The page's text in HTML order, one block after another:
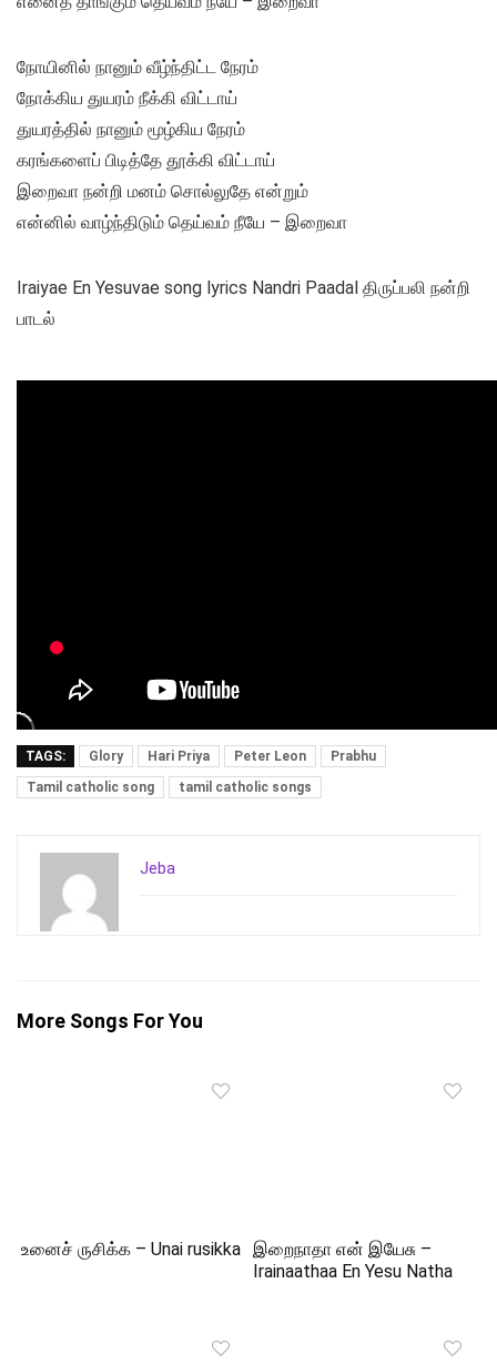
நோயினில் நானும் வீழ்ந்திட்ட நேரம்
நோக்கிய துயரம் நீக்கி விட்டாய்
துயரத்தில் நானும் மூழ்கிய நேரம்
கரங்களைப் பிடித்தே தூக்கி விட்டாய்
இறைவா நன்றி மனம் சொல்லுதே என்றும்
என்னில் வாழ்ந்திடும் தெய்வம் நீயே – இறைவா
Iraiyae En Yesuvae song lyrics Nandri Paadal திருப்பலி நன்றி
பாடல்
TAGS: Glory Hari Priya Peter Leon
Prabhu
Tamil catholic song
tamil catholic songs
Jeba
More Songs For You
உனைச் ருசிக்க – Unai rusikka இறைநாதா என் இயேசு –
Irainaathaa En Yesu Natha